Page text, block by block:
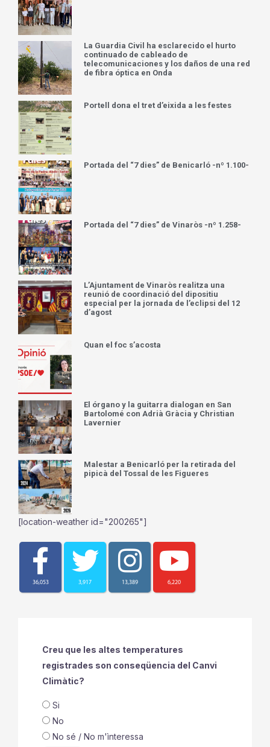
La Guardia Civil ha esclarecido el hurto
continuado de cableado de
telecomunicaciones y los daños de una red
de fibra óptica en Onda
Portell dona el tret d’eixida a les festes
Portada del “7 dies” de Benicarló -nº 1.100-
Portada del “7 dies” de Vinaròs -nº 1.258-
L’Ajuntament de Vinaròs realitza una
reunió de coordinació del dipositiu
especial per la jornada de l’eclipsi del 12
d’agost
Quan el foc s’acosta
El órgano y la guitarra dialogan en San
Bartolomé con Adrià Gràcia y Christian
Lavernier
Malestar a Benicarló per la retirada del
pipicà del Tossal de les Figueres
[location-weather id="200265"]
36,053 3,917 13,389 6,220
Creu que les altes temperatures
registrades son conseqüencia del Canvi
Climàtic?
Si
No
No sé / No m'ìnteressa